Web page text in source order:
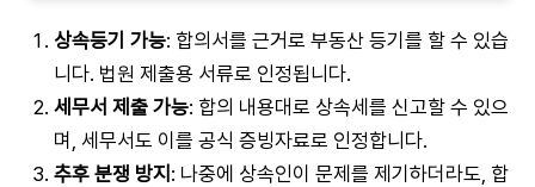
상속등기 가능: 합의서를 근거로 부동산 등기를 할 수 있습
니다. 법원 제출용 서류로 인정됩니다.
세무서 제출 가능: 합의 내용대로 상속세를 신고할 수 있으
며, 세무서도 이를 공식 증빙자료로 인정합니다.
추후 분쟁 방지 : 나중에 상속인이 문제를 제기하더라도, 합